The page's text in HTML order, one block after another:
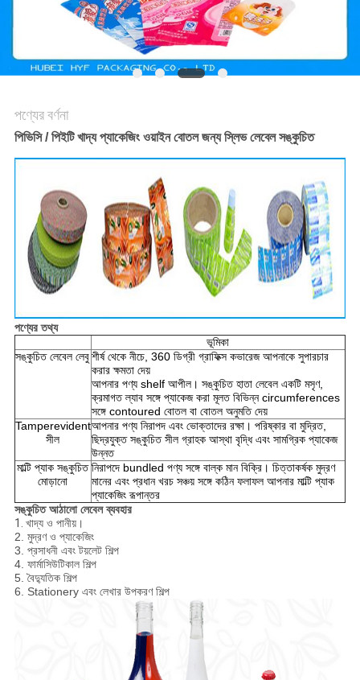
গোপনীয়তা
পণ্যের বর্ণনা
পিভিসি / পিইটি খাদ্য প্যাকেজিং ওয়াইন বোতল জন্য স্লিভ লেবেল সঙ্কুচিত
পণ্যের তথ্য
ভূমিকা
সঙ্কুচিত লেবেল লেবুশীর্ষ থেকে নীচে, 360 ডিগ্রী গ্রাফিক্স কভারেজ আপনাকে সুপারচার
করার ক্ষমতা দেয়
আপনার পণ্য shelf আপীল। সঙ্কুচিত হাতা লেবেল একটি মসৃণ,
ক্রমাগত ল্যাব সঙ্গে প্যাকেজ করা মূলত বিভিন্ন circumferences
সঙ্গে contoured বোতল বা বোতল অনুমতি দেয়
Tamperevident
সীল
আপনার পণ্য নিরাপদ এবং ভোক্তাদের রক্ষা। পরিষ্কার বা মুদ্রিত,
ছিদ্রযুক্ত সঙ্কুচিত সীল গ্রাহক আস্থা বৃদ্ধি এবং সামগ্রিক প্যাকেজ
উন্নত
মাল্টি প্যাক সঙ্কুচিত
মোড়ানো
নিরাপদে bundled পণ্য সঙ্গে বাল্ক মান বিক্রি। চিত্তাকর্ষক মুদ্রণ
মানের এবং প্রধান খরচ সঞ্চয় সঙ্গে কঠিন ফলাফল আপনার মাল্টি প্যাক
প্যাকেজিং রূপান্তর
সঙ্কুচিত আঠালো লেবেল ব্যবহার
1. খাদ্য ও পানীয়।
2. মুদ্রণ ও প্যাকেজিং
3. প্রসাধনী এবং টয়লেট শিল্প
4. ফার্মাসিউটিকাল শিল্প
5. বৈদ্যুতিক শিল্প
6. Stationery এবং লেখার উপকরণ শিল্প